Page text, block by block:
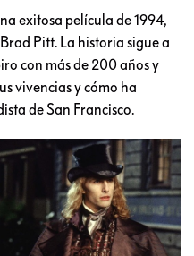
exitosa película de 1994,
Pitt. La historia sigue a
con más de 200 años y
vivencias y cómo ha
de San Francisco.